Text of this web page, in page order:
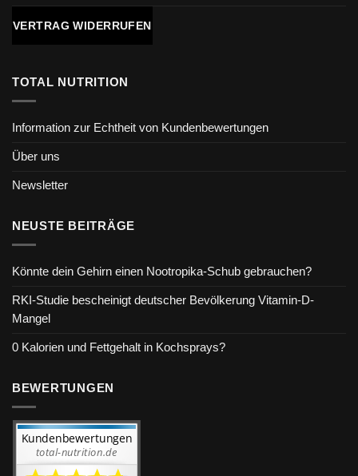
VERTRAG WIDERRUFEN
TOTAL NUTRITION
Information zur Echtheit von Kundenbewertungen
Über uns
Newsletter
NEUSTE BEITRÄGE
Könnte dein Gehirn einen Nootropika-Schub gebrauchen?
RKI-Studie bescheinigt deutscher Bevölkerung Vitamin-D-
Mangel
0 Kalorien und Fettgehalt in Kochsprays?
BEWERTUNGEN